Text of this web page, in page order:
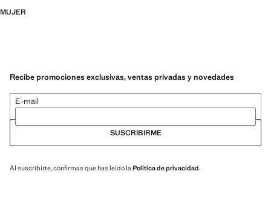
MUJER
Recibe promociones exclusivas, ventas privadas y novedades
E-mail
SUSCRIBIRME
Al suscribirte, confirmas que has leído laPolítica de privacidad.